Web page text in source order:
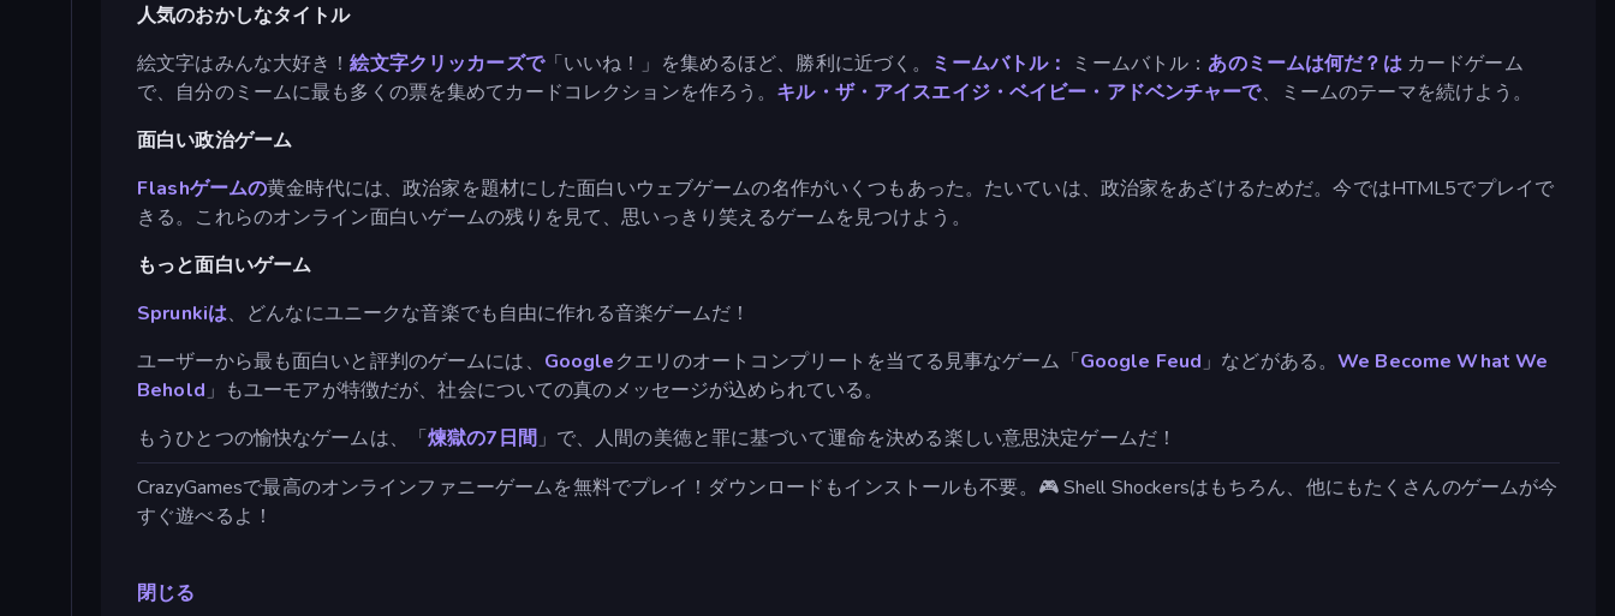
人気のおかしなタイトル
絵文字はみんな大好き！絵文字クリッカーズで「いいね！」を集めるほど、勝利に近づく。 ミームバトル： ミームバトル： あのミームは何だ？は カードゲーム
で、自分のミームに最も多くの票を集めてカードコレクションを作ろう。 キル・ザ・アイスエイジ・ベイビー・アドベンチャーで、ミームのテーマを続けよう。
面白い政治ゲーム
Flashゲームの黄金時代には、政治家を題材にした面白いウェブゲームの名作がいくつもあった。たいていは、政治家をあざけるためだ。今ではHTML5でプレイで
きる。これらのオンライン面白いゲームの残りを見て、思いっきり笑えるゲームを見つけよう。
もっと面白いゲーム
Sprunkiは、どんなにユニークな音楽でも自由に作れる音楽ゲームだ！
ユーザーから最も面白いと評判のゲームには、 Googleクエリのオートコンプリートを当てる見事なゲーム「Google Feud 」などがある。We Become What We
Behold 」もユーモアが特徴だが、社会についての真のメッセージが込められている。
もうひとつの愉快なゲームは、「煉獄の7日間 」で、人間の美徳と罪に基づいて運命を決める楽しい意思決定ゲームだ！
CrazyGamesで最高のオンラインファニーゲームを無料でプレイ！ダウンロードもインストールも不要。🎮 Shell Shockersはもちろん、他にもたくさんのゲームが今
すぐ遊べるよ！
閉じる